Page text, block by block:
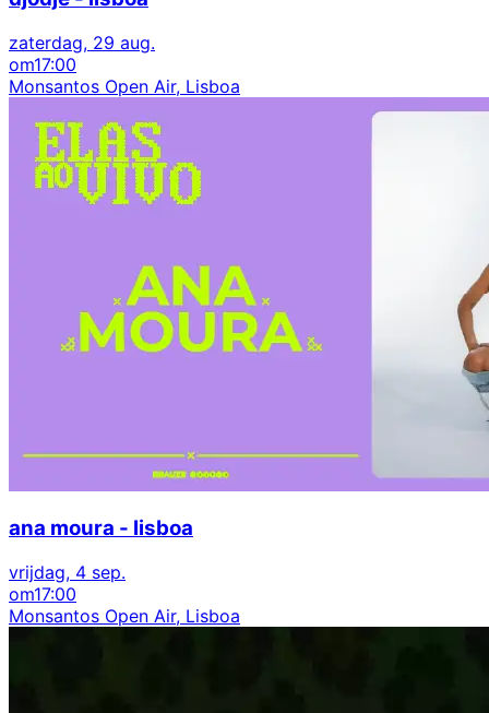
zaterdag, 29 aug.
om17:00
Monsantos Open Air, Lisboa
ana moura - lisboa
vrijdag, 4 sep.
om17:00
Monsantos Open Air, Lisboa